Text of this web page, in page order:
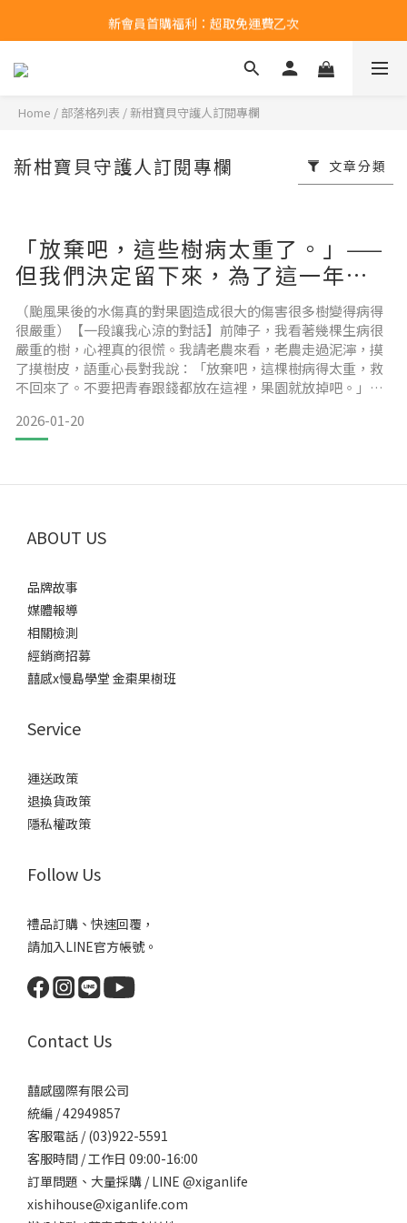
新會員首購福利：超取免運費乙次
新會員首購福利：超取免運費乙次
點擊LINE領取50元購物金
新會員首購福利：超取免運費乙次
Home / 部落格列表 /新柑寶貝守護人訂閱專欄
新柑寶貝守護人訂閱專欄 文章分類
「放棄吧，這些樹病太重了。」——
但我們決定留下來，為了這一年來
的感情。
（颱風果後的水傷真的對果園造成很大的傷害很多樹變得病得
很嚴重）【一段讓我心涼的對話】前陣子，我看著幾棵生病很
嚴重的樹，心裡真的很慌。我請老農來看，老農走過泥濘，摸
了摸樹皮，語重心長對我說：「放棄吧，這棵樹病得太重，救
不回來了。不要把青春跟錢都放在這裡，果園就放掉吧。」說
乾枯的老樹，再看看報表上 2024 年颱風後剩不到兩萬塊的盈
餘，心裡那個「理想豐滿」的夢，瞬間變得很「骨感」。我想
法。（颱
2026-01-20
ABOUT US
品牌故事
媒體報導
相關檢測
經銷商招募
囍感x慢島學堂 金棗果樹班
Service
運送政策
退換貨政策
隱私權政策
Follow Us
禮品訂購、快速回覆，
請加入LINE官方帳號。
Contact Us
囍感國際有限公司
統編 / 42949857
客服電話 / (03)922-5591
客服時間 / 工作日 09:00-16:00
訂單問題、大量採購 / LINE @xiganlife
xishihouse@xiganlife.com